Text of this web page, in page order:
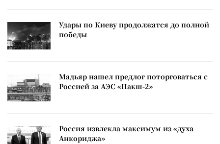
Удары по Киеву продолжатся до полной
победы
Мадьяр нашел предлог поторговаться с
Россией за АЭС «Пакш-2»
Россия извлекла максимум из «духа
Анкориджа»